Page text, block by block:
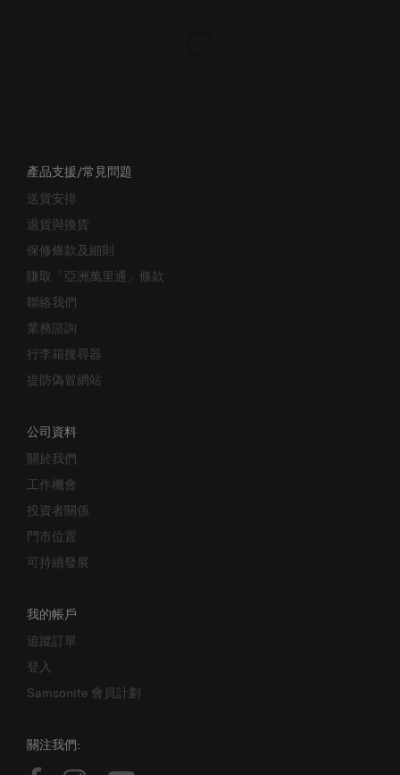
產品支援/常見問題
送貨安排
退貨與換貨
保修條款及細則
賺取「亞洲萬里通」條款
聯絡我們
業務諮詢
行李箱搜尋器
提防偽冒網站
公司資料
關於我們
工作機會
投資者關係
門市位置
可持續發展
我的帳戶
追蹤訂單
登入
Samsonite 會員計劃
關注我們: